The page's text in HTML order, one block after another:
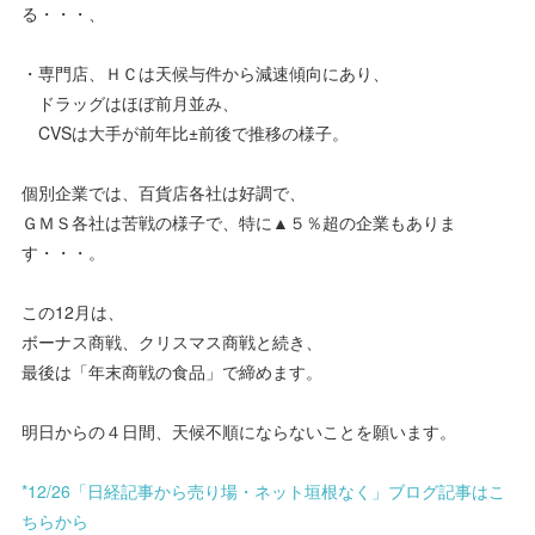
る・・・、
・専門店、ＨＣは天候与件から減速傾向にあり、
ドラッグはほぼ前月並み、
CVSは大手が前年比±前後で推移の様子。
個別企業では、百貨店各社は好調で、
ＧＭＳ各社は苦戦の様子で、特に▲５％超の企業もありま
す・・・。
この12月は、
ボーナス商戦、クリスマス商戦と続き、
最後は「年末商戦の食品」で締めます。
明日からの４日間、天候不順にならないことを願います。
*12/26「日経記事から売り場・ネット垣根なく」ブログ記事はこ
ちらから